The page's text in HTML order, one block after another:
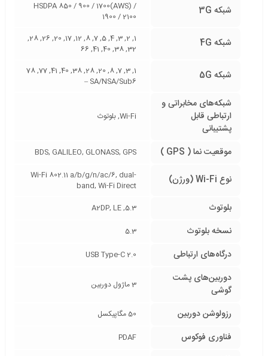
شبکه 3G
HSDPA 850 / 900 / 1700(AWS) /
1900 / 2100
شبکه 4G
1, 2, 3, 4, 5, 7, 8, 12, 17, 20, 26, 28,
32, 38, 40, 41, 66
شبکه 5G
1, 3, 7, 8, 20, 28, 38, 40, 41, 77, 78
SA/NSA/Sub6 –
شبکه‌های مخابراتی و
ارتباطی قابل
پشتیبانی
Wi-Fi, بلوتوث
موقعیت نما ( GPS ) BDS, GALILEO, GLONASS, GPS
نوع Wi-Fi (ورژن)
Wi-Fi 802.11 a/b/g/n/ac/6, dual-
band, Wi-Fi Direct
بلوتوث 5.3, A2DP, LE
نسخه بلوتوث 5.3
درگاه‌های ارتباطی USB Type-C 2.0
دوربین‌های پشت
گوشی
3 ماژول دوربین
رزولوشن دوربین 50 مگاپیکسل
فناوری فوکوس PDAF